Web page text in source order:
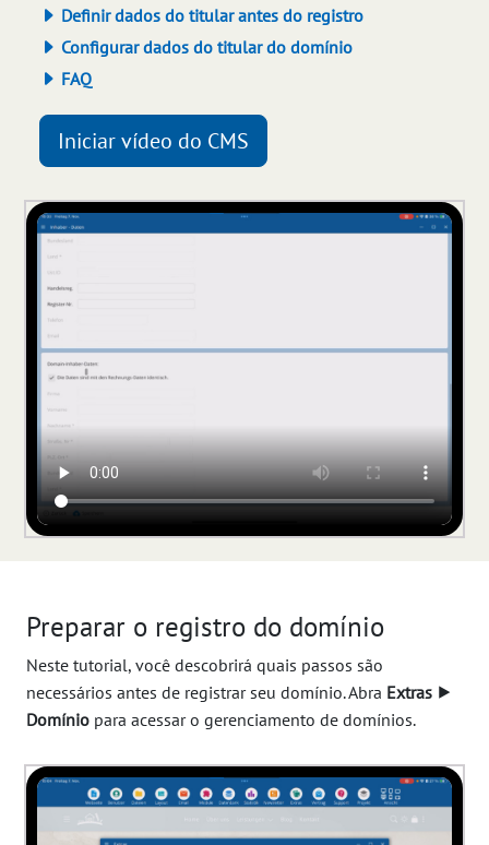
Definir dados do titular antes do registro
Configurar dados do titular do domínio
FAQ
Iniciar vídeo do CMS
Preparar o registro do domínio
Neste tutorial, você descobrirá quais passos são
necessários antes de registrar seu domínio. Abra Extras ⯈
Domínio para acessar o gerenciamento de domínios.